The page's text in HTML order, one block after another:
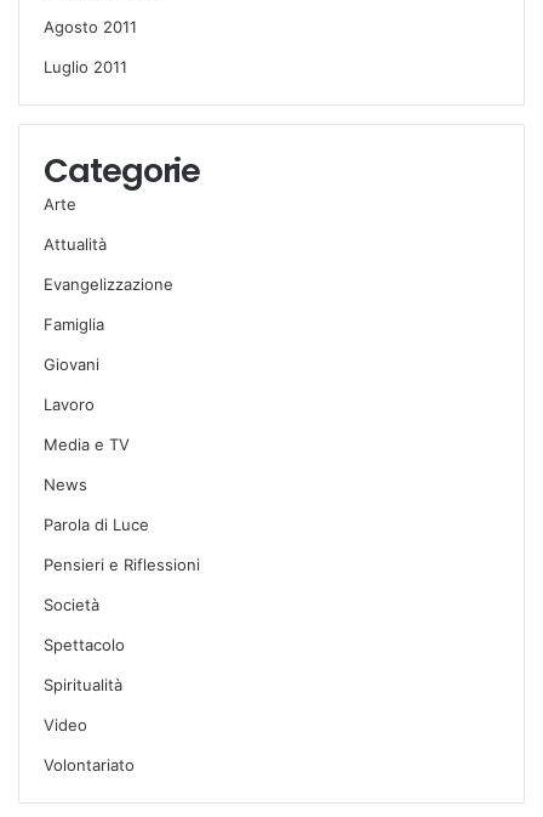
Agosto 2011
Luglio 2011
Categorie
Arte
Attualità
Evangelizzazione
Famiglia
Giovani
Lavoro
Media e TV
News
Parola di Luce
Pensieri e Riflessioni
Società
Spettacolo
Spiritualità
Video
Volontariato